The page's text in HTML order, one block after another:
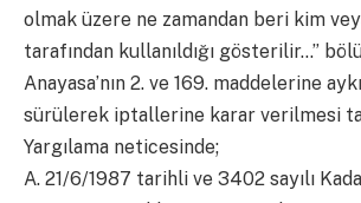
olmak üzere ne zamandan beri kim
tarafından kullanıldığı gösterilir…”
Anayasa’nın 2. ve 169. maddelerine
sürülerek iptallerine karar verilmesi
Yargılama neticesinde;
A. 21/6/1987 tarihli ve 3402 sayılı